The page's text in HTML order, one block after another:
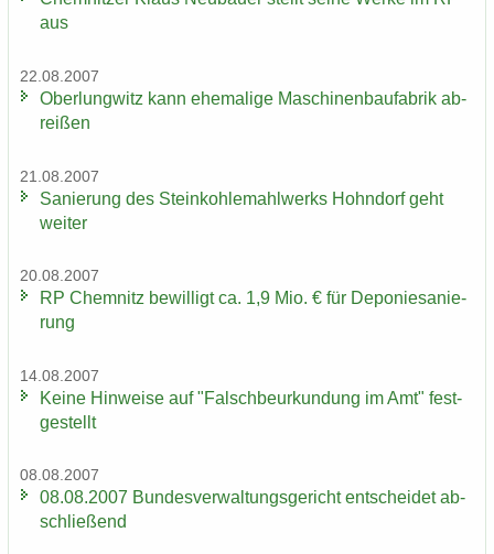
aus
22.08.2007
Ober­lung­witz kann ehe­ma­li­ge Ma­schi­nen­bau­fa­brik ab­
rei­ßen
21.08.2007
Sa­nie­rung des Stein­koh­le­mahl­werks Hohn­dorf geht
wei­ter
20.08.2007
RP Chem­nitz be­wil­ligt ca. 1,9 Mio. € für De­po­nie­sa­nie­
rung
14.08.2007
Keine Hin­wei­se auf "Falsch­be­ur­kun­dung im Amt" fest­
ge­stellt
08.08.2007
08.08.2007 Bun­des­ver­wal­tungs­ge­richt ent­schei­det ab­
schlie­ßend